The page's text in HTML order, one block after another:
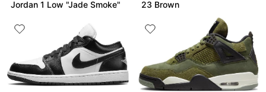
Jordan 1 Low "Jade Smoke"
23 Brown